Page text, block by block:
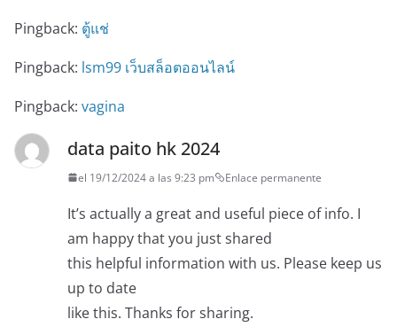
Pingback: ตู้แช่
Pingback: lsm99 เว็บสล็อตออนไลน์
Pingback: vagina
data paito hk 2024
el 19/12/2024 a las 9:23 pm Enlace permanente
It’s actually a great and useful piece of info. I
am happy that you just shared
this helpful information with us. Please keep us
up to date
like this. Thanks for sharing.